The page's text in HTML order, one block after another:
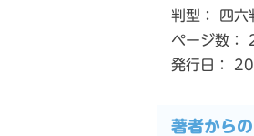
判型： 四六
ページ数：
発行日：
著者から